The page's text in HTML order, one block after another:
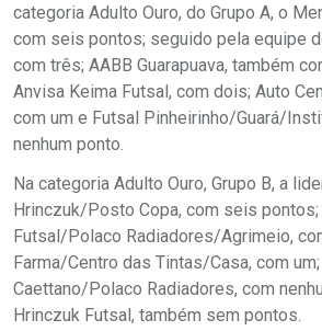
categoria Adulto Ouro, do Grupo A, o
com seis pontos; seguido pela equipe
com três; AABB Guarapuava, também
Anvisa Keima Futsal, com dois; Auto
com um e Futsal Pinheirinho/Guará/
nenhum ponto.
Na categoria Adulto Ouro, Grupo B, a
Hrinczuk/Posto Copa, com seis
Futsal/Polaco Radiadores/Agrimeio,
Farma/Centro das Tintas/Casa, com
Caettano/Polaco Radiadores, com
Hrinczuk Futsal, também sem pontos.